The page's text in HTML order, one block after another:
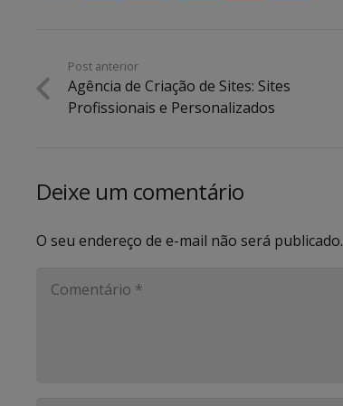
Post anterior
Agência de Criação de Sites: Sites
Profissionais e Personalizados
Deixe um comentário
O seu endereço de e-mail não será publicado.